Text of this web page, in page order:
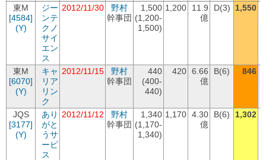
東M
[4584]
(Y)
ジー
ンテ
クノ
サイ
エン
ス
2012/11/30
野村
幹事団
1,500
(1,200-
1,500)
1,200
11.9
億
D(3) 1,550
東M
[6070]
(Y)
キャ
リア
リン
ク
2012/11/15
野村
幹事団
440
(400-
440)
420 6.66
億
B(6) 846
JQS
[3177]
(Y)
あり
がと
うサ
ービ
ス
2012/11/12
野村
幹事団
1,340
(1,170-
1,340)
1,170 4.30
億
B(6) 1,302